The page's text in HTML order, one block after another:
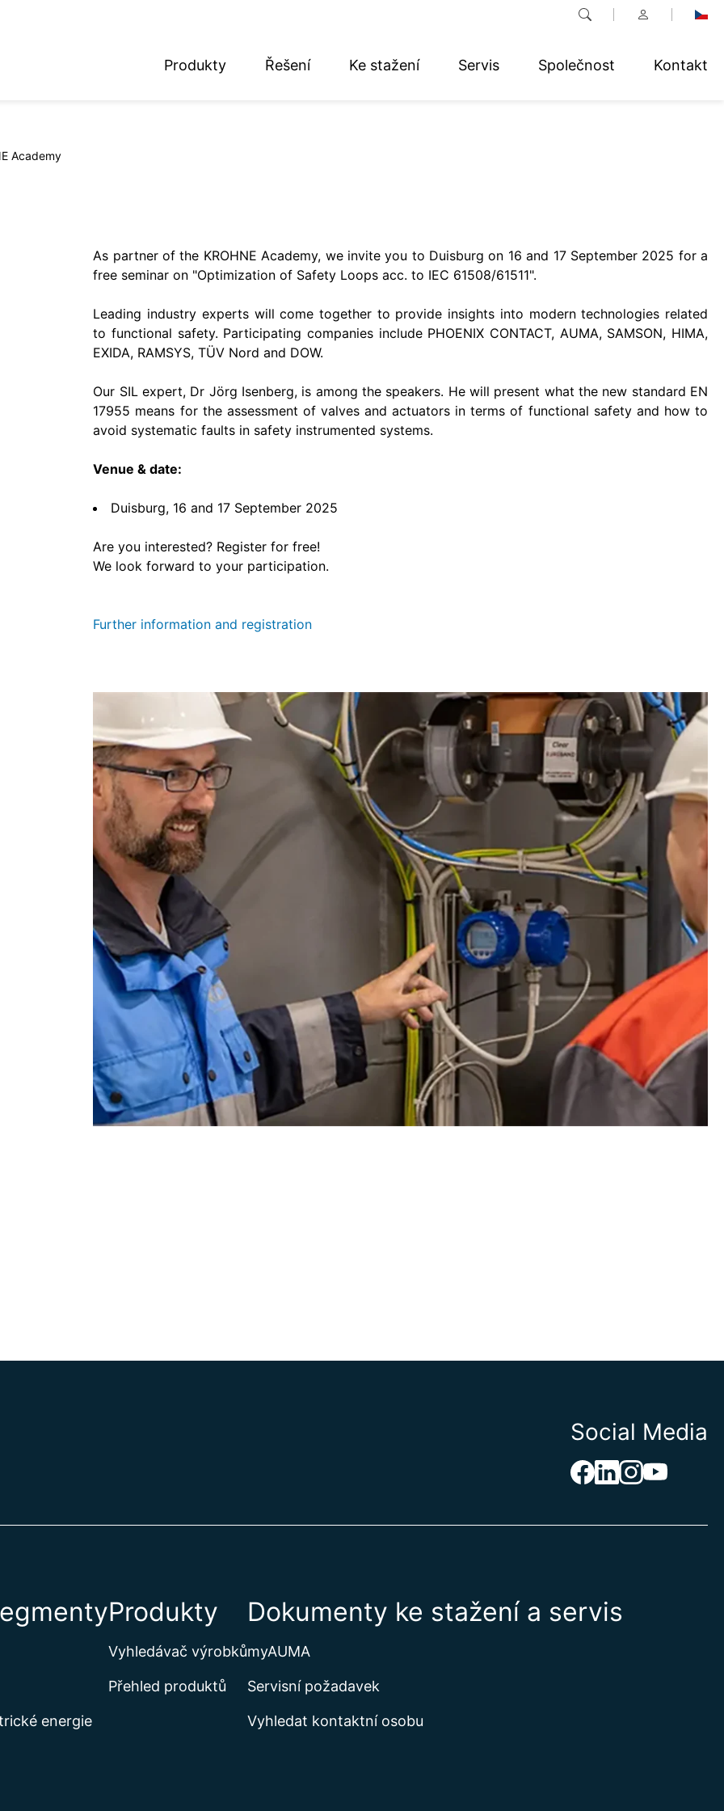
Produkty Řešení Ke stažení Servis Společnost Kontakt
Academy
As partner of the KROHNE Academy, we invite you to Duisburg on 16 and 17 September 2025 for a
free seminar on "Optimization of Safety Loops acc. to IEC 61508/61511".
Leading industry experts will come together to provide insights into modern technologies related
to functional safety. Participating companies include PHOENIX CONTACT, AUMA, SAMSON, HIMA,
EXIDA, RAMSYS, TÜV Nord and DOW.
Our SIL expert, Dr Jörg Isenberg, is among the speakers. He will present what the new standard EN
17955 means for the assessment of valves and actuators in terms of functional safety and how to
avoid systematic faults in safety instrumented systems.
Venue & date:
Duisburg, 16 and 17 September 2025
Are you interested? Register for free!
We look forward to your participation.
Further information and registration
Social Media
energie
Produkty
Vyhledávač výrobků
Přehled produktů
Dokumenty ke stažení a servis
myAUMA
Servisní požadavek
Vyhledat kontaktní osobu